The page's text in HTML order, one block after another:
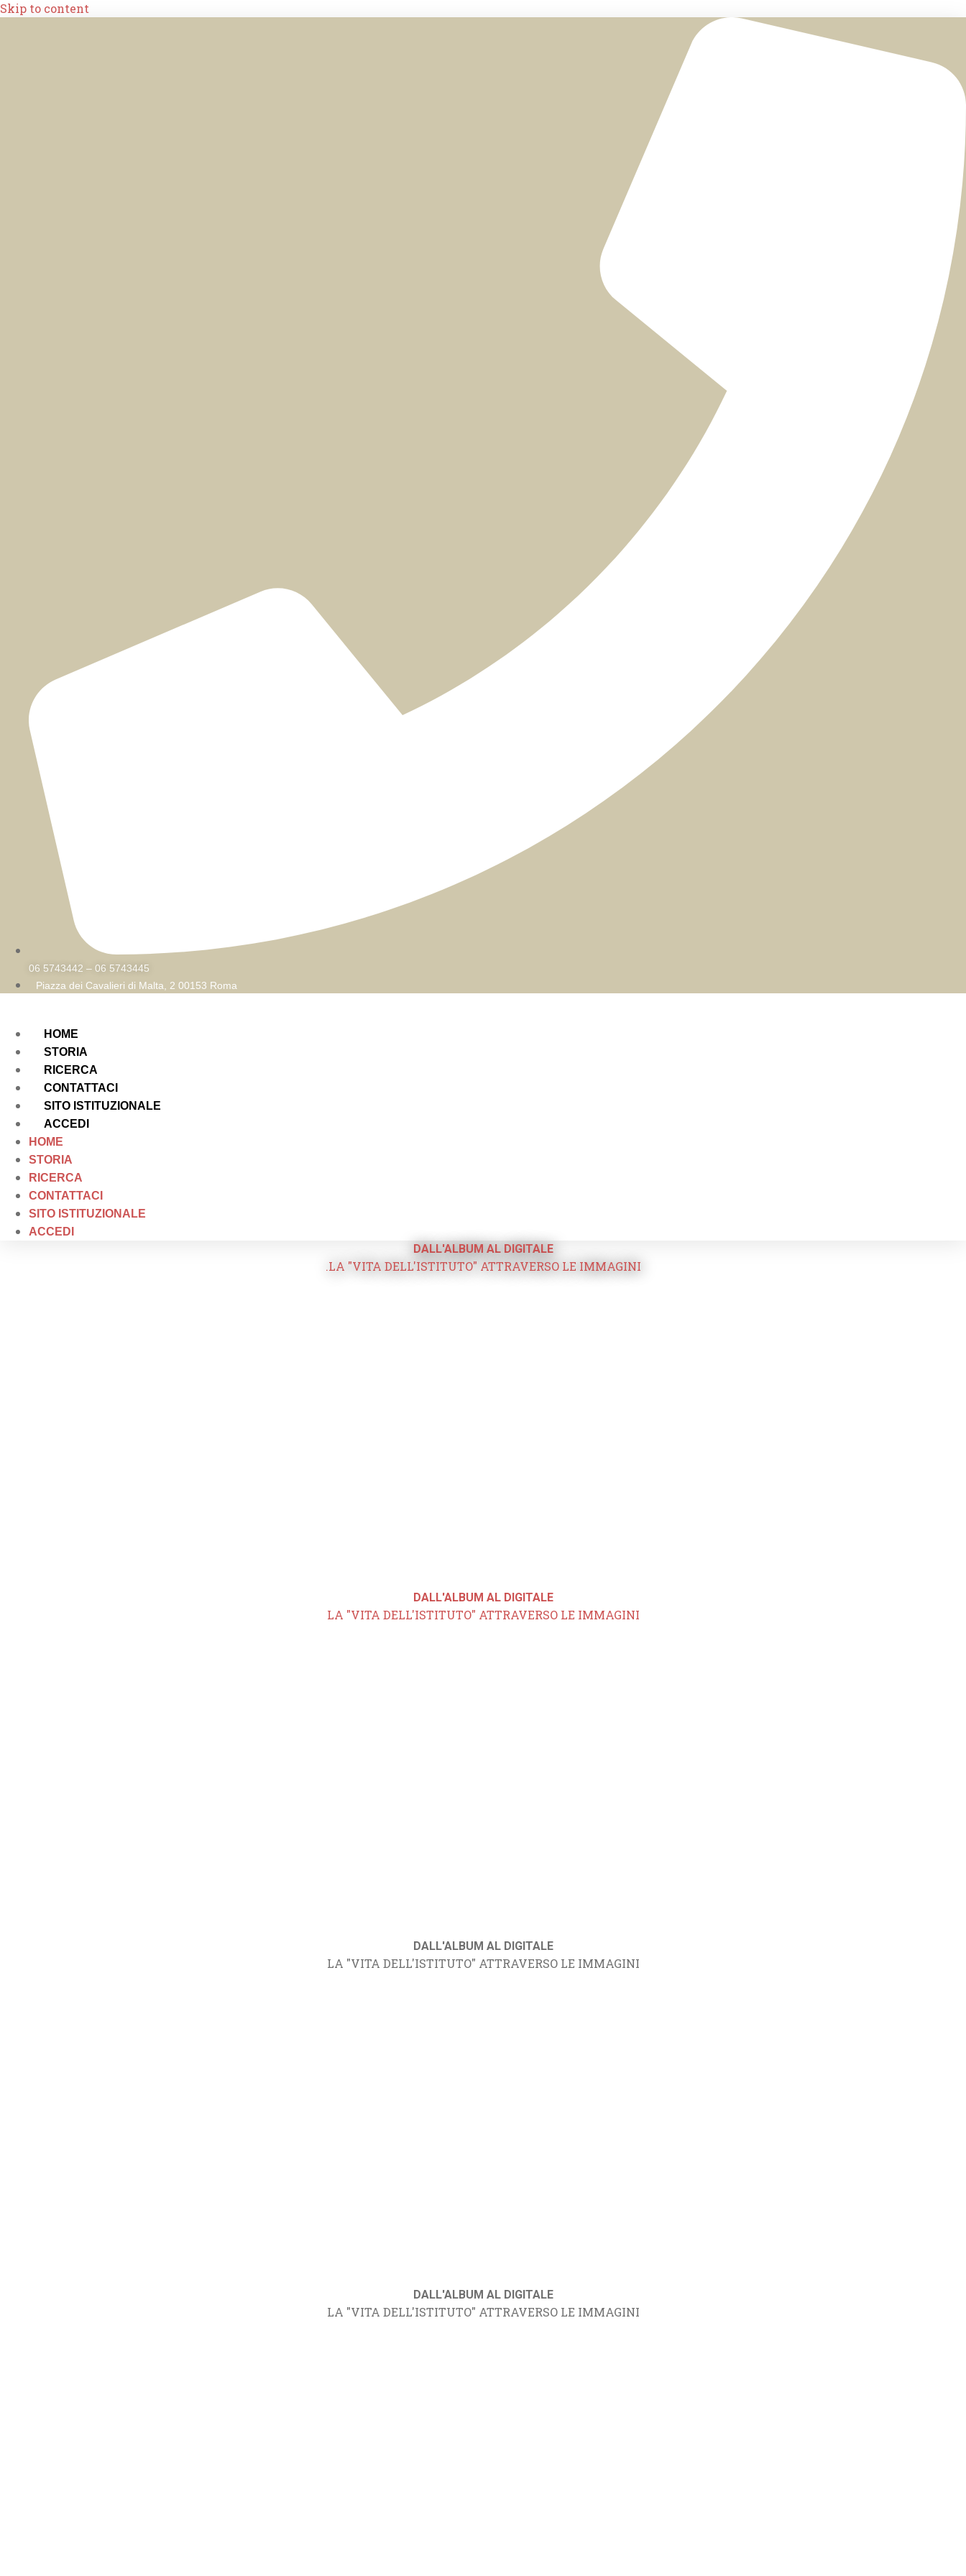
Skip to content
06 5743442 – 06 5743445
Piazza dei Cavalieri di Malta, 2 00153 Roma
HOME
STORIA
RICERCA
CONTATTACI
SITO ISTITUZIONALE
ACCEDI
HOME
STORIA
RICERCA
CONTATTACI
SITO ISTITUZIONALE
ACCEDI
DALL'ALBUM AL DIGITALE
.LA "VITA DELL'ISTITUTO" ATTRAVERSO LE IMMAGINI
DALL'ALBUM AL DIGITALE
LA "VITA DELL'ISTITUTO" ATTRAVERSO LE IMMAGINI
DALL'ALBUM AL DIGITALE
LA "VITA DELL'ISTITUTO" ATTRAVERSO LE IMMAGINI
DALL'ALBUM AL DIGITALE
LA "VITA DELL'ISTITUTO" ATTRAVERSO LE IMMAGINI